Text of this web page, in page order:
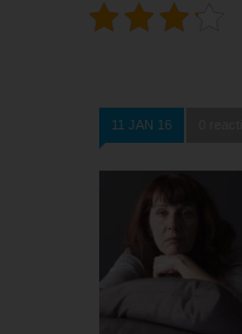
11 JAN 16